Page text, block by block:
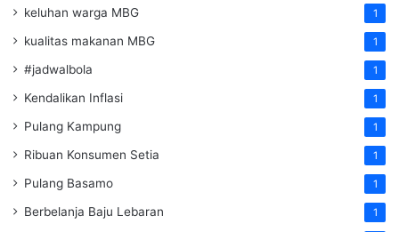
keluhan warga MBG 1
kualitas makanan MBG 1
#jadwalbola 1
Kendalikan Inflasi 1
Pulang Kampung 1
Ribuan Konsumen Setia 1
Pulang Basamo 1
Berbelanja Baju Lebaran 1